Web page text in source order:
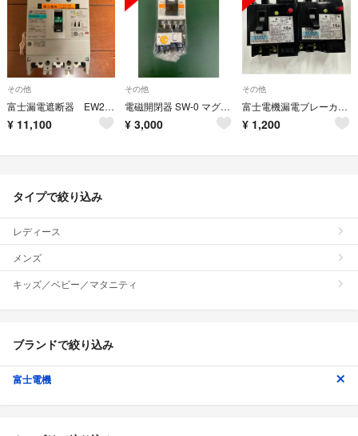
その他
富士漏電遮断器 EW250EAN 3P 125A
¥ 11,100
その他
電磁開閉器 SW-0 マグネットスイッチ FUJI 富士電機 サーマルリレー
¥ 3,000
その他
富士電機漏電ブレーカー15A 2個
¥ 1,200
タイプで絞り込み
レディース
メンズ
キッズ／ベビー／マタニティ
ブランドで絞り込み
富士電機